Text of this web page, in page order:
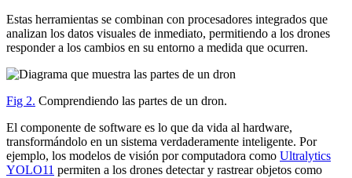
Estas herramientas se combinan con procesadores integrados que
analizan los datos visuales de inmediato, permitiendo a los drones
responder a los cambios en su entorno a medida que ocurren.
Fig 2. Comprendiendo las partes de un dron.
El componente de software es lo que da vida al hardware,
transformándolo en un sistema verdaderamente inteligente. Por
ejemplo, los modelos de visión por computadora como Ultralytics
YOLO11 permiten a los drones detectar y rastrear objetos como